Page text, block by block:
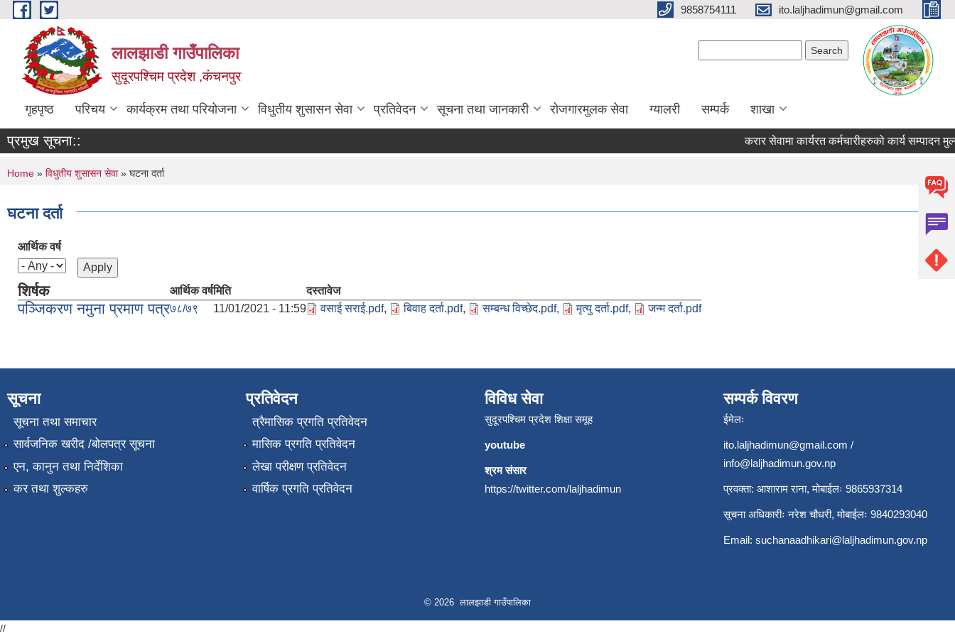
Skip to main content 9858754111 ito.laljhadimun@gmail.com
लालझाडी गाउँपालिका
सुदूरपश्चिम प्रदेश ,कंचनपुर
गृहपृष्ठ परिचय कार्यक्रम तथा परियोजना विधुतीय शुसासन सेवा प्रतिवेदन सूचना तथा जानकारी रोजगारमुलक सेवा ग्यालरी सम्पर्क शाखा
प्रमुख सूचना:: करार सेवामा कार्यरत कर्मचारीहरुको कार्य सम्पादन
You are here
Home » विधुतीय शुसासन सेवा» घटना दर्ता
घटना दर्ता
आर्थिक वर्ष
शिर्षक आर्थिक वर्षमिति दस्तावेज
पञ्जिकरण नमुना प्रमाण पत्र७८/७९ 11/01/2021 - 11:59 वसाई सराई.pdf, बिवाह दर्ता.pdf, सम्बन्ध विच्छेद.pdf, मृत्यु दर्ता.pdf, जन्म दर्ता.pdf
सूचना
सूचना तथा समाचार
सार्वजनिक खरीद /बोलपत्र सूचना
एन, कानुन तथा निर्देशिका
कर तथा शुल्कहरु
प्रतिवेदन
त्रैमासिक प्रगति प्रतिवेदन
मासिक प्रगति प्रतिवेदन
लेखा परीक्षण प्रतिवेदन
वार्षिक प्रगति प्रतिवेदन
विविध सेवा
सुदूरपश्चिम प्रदेश शिक्षा समूह
youtube
श्रम संसार
https://twitter.com/laljhadimun
सम्पर्क विवरण
ईमेलः
ito.laljhadimun@gmail.com /
info@laljhadimun.gov.np
प्रवक्ता: आशाराम राना, मोबाईलः 9865937314
सूचना अधिकारीः नरेश चौधरी, मोबाईलः 9840293040
Email: suchanaadhikari@laljhadimun.gov.np
© 2026 लालझाडी गाउँपालिका
//